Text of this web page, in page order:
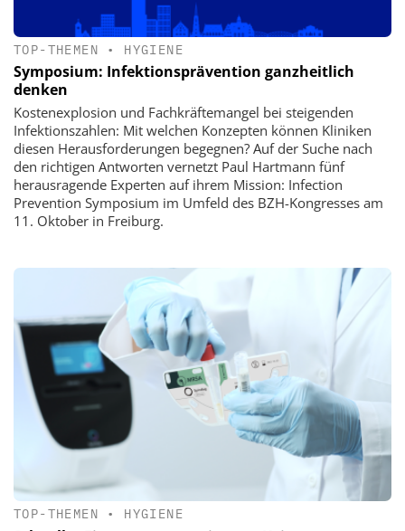
TOP-THEMEN • HYGIENE
Symposium: Infektionsprävention ganzheitlich
denken
Kostenexplosion und Fachkräftemangel bei steigenden
Infektionszahlen: Mit welchen Konzepten können Kliniken
diesen Herausforderungen begegnen? Auf der Suche nach
den richtigen Antworten vernetzt Paul Hartmann fünf
herausragende Experten auf ihrem Mission: Infection
Prevention Symposium im Umfeld des BZH-Kongresses am
11. Oktober in Freiburg.
TOP-THEMEN • HYGIENE